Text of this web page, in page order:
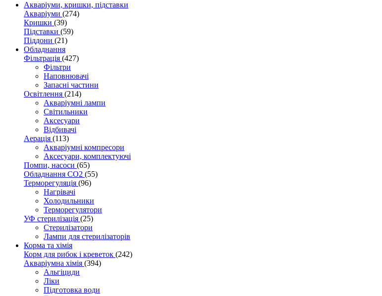
Акваріуми, кришки, підставки
Акваріуми (274)
Кришки (39)
Підставки (59)
Піддони (21)
Обладнання
Фільтрація (427)
Фільтри
Наповнювачі
Запасні частини
Освітлення (214)
Акваріумні лампи
Світильники
Аксесуари
Відбивачі
Аерація (113)
Акваріумні компресори
Аксесуари, комплектуючі
Помпи, насоси (65)
Обладнання CO2 (55)
Терморегуляція (96)
Нагрівачі
Холодильники
Терморегулятори
УФ стерилізація (25)
Стерилізатори
Лампи для стерилізаторів
Корма та хімія
Корм для рибок і креветок (242)
Акваріумна хімія (394)
Альгіциди
Ліки
Підготовка води